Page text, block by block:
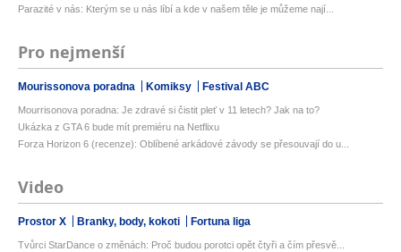
Parazité v nás: Kterým se u nás líbí a kde v našem těle je můžeme nají...
Pro nejmenší
Mourissonova poradna Komiksy Festival ABC
Mourrisonova poradna: Je zdravé si čistit pleť v 11 letech? Jak na to?
Ukázka z GTA 6 bude mít premiéru na Netflixu
Forza Horizon 6 (recenze): Oblíbené arkádové závody se přesouvají do u...
Video
Prostor X Branky, body, kokoti Fortuna liga
Tvůrci StarDance o změnách: Proč budou porotci opět čtyři a čím přesvě...